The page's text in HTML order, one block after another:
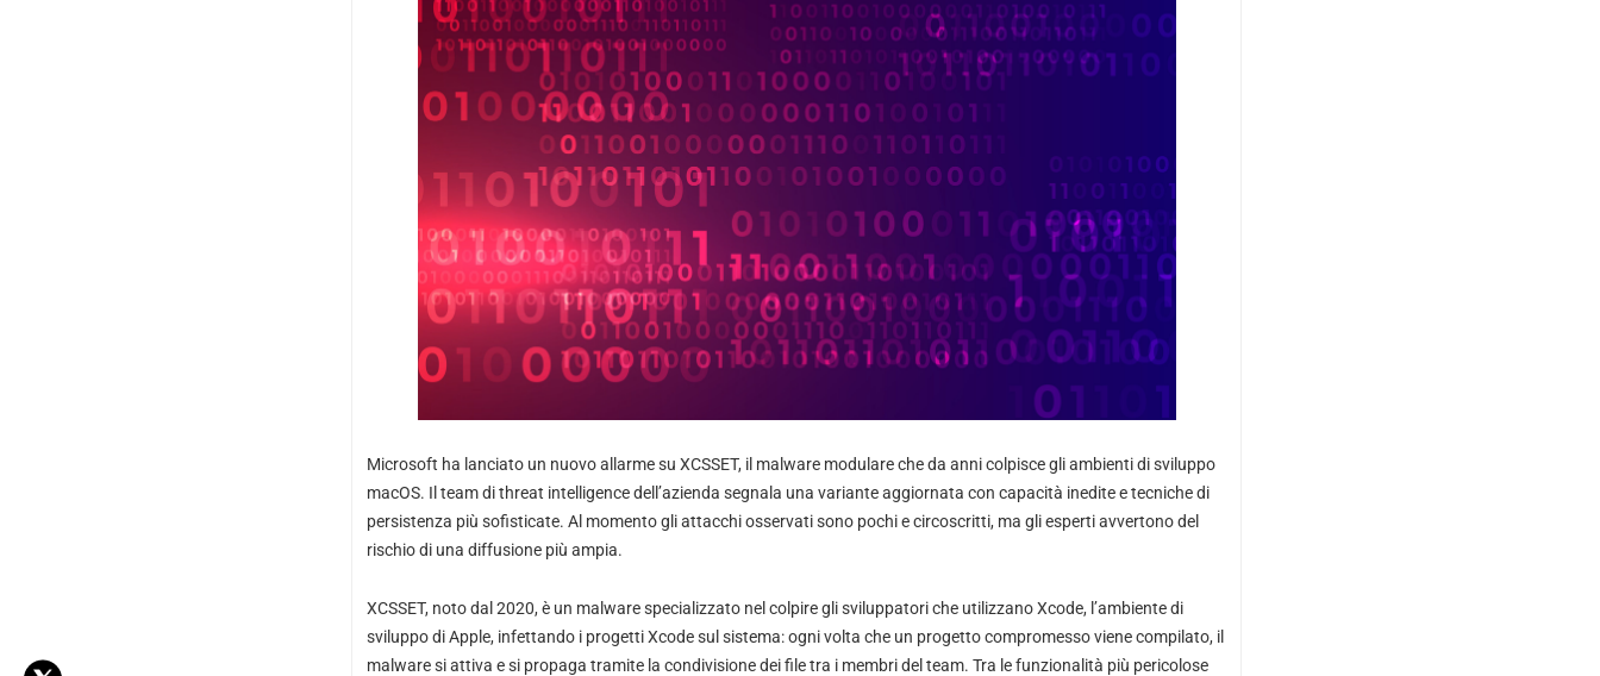
Microsoft ha lanciato un nuovo allarme su XCSSET, il malware modulare che da anni colpisce gli ambienti di sviluppo
macOS. Il team di threat intelligence dell’azienda segnala una variante aggiornata con capacità inedite e tecniche di
persistenza più sofisticate. Al momento gli attacchi osservati sono pochi e circoscritti, ma gli esperti avvertono del
rischio di una diffusione più ampia.
XCSSET, noto dal 2020, è un malware specializzato nel colpire gli sviluppatori che utilizzano Xcode, l’ambiente di
sviluppo di Apple, infettando i progetti Xcode sul sistema: ogni volta che un progetto compromesso viene compilato, il
malware si attiva e si propaga tramite la condivisione dei file tra i membri del team. Tra le funzionalità più pericolose